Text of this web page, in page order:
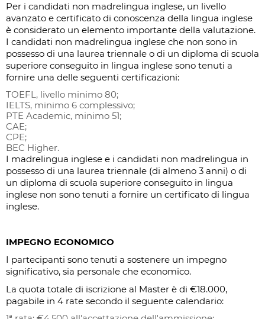
Per i candidati non madrelingua inglese, un livello
avanzato e certificato di conoscenza della lingua inglese
è considerato un elemento importante della valutazione.
I candidati non madrelingua inglese che non sono in
possesso di una laurea triennale o di un diploma di scuola
superiore conseguito in lingua inglese sono tenuti a
fornire una delle seguenti certificazioni:
TOEFL, livello minimo 80;
IELTS, minimo 6 complessivo;
PTE Academic, minimo 51;
CAE;
CPE;
BEC Higher.
I madrelingua inglese e i candidati non madrelingua in
possesso di una laurea triennale (di almeno 3 anni) o di
un diploma di scuola superiore conseguito in lingua
inglese non sono tenuti a fornire un certificato di lingua
inglese.
IMPEGNO ECONOMICO
I partecipanti sono tenuti a sostenere un impegno
significativo, sia personale che economico.
La quota totale di iscrizione al Master è di €18.000,
pagabile in 4 rate secondo il seguente calendario: